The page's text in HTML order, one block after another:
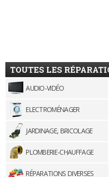
TOUTES LES
AUDIO-VIDÉO
ELECTROMÉNAGER
JARDINAGE, BRICOLAGE
PLOMBERIE-CHAUFFAGE
RÉPARATIONS DIVERSES